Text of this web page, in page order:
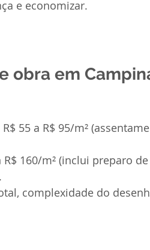
e economizar.
obra em
55 a R$ 95/m²
160/m² (inclui preparo
complexidade do